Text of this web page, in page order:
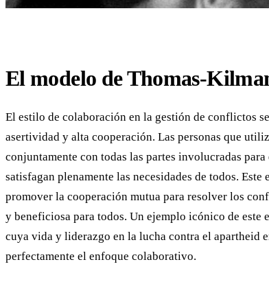
El modelo de Thomas-
El estilo de colaboración en la gestión de conflictos
asertividad y alta cooperación. Las personas que
conjuntamente con todas las partes involucradas
satisfagan plenamente las necesidades de todos. Este
promover la cooperación mutua para resolver los
y beneficiosa para todos. Un ejemplo icónico de este
cuya vida y liderazgo en la lucha contra el apartheid
perfectamente el enfoque colaborativo.